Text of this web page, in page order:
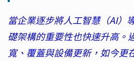
當企業逐步將人工智慧（AI）
礎架構的重要性也快速升高。
寬、覆蓋與設備更新，如今更